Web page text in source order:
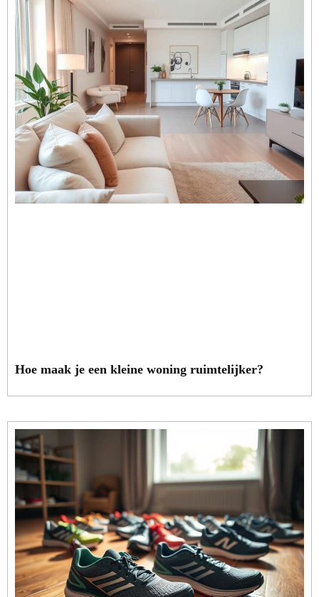
Hoe maak je een kleine woning ruimtelijker?